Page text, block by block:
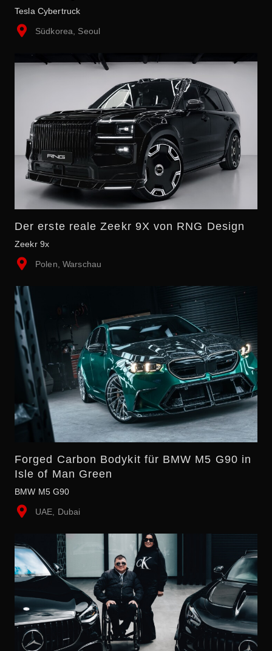
Tesla Cybertruck
Südkorea, Seoul
Der erste reale Zeekr 9X von RNG Design
Zeekr 9x
Polen, Warschau
Forged Carbon Bodykit für BMW M5 G90 in
Isle of Man Green
BMW M5 G90
UAE, Dubai